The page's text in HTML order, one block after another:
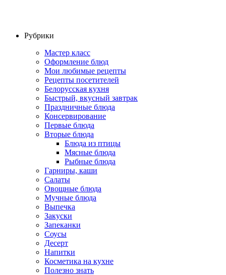
Рубрики
Мастер класс
Оформление блюд
Мои любимые рецепты
Рецепты посетителей
Белорусская кухня
Быстрый, вкусный завтрак
Праздничные блюда
Консервирование
Первые блюда
Вторые блюда
Блюда из птицы
Мясные блюда
Рыбные блюда
Гарниры, каши
Салаты
Овощные блюда
Мучные блюда
Выпечка
Закуски
Запеканки
Соусы
Десерт
Напитки
Косметика на кухне
Полезно знать